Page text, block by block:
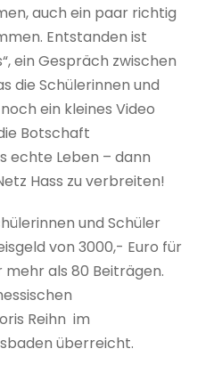
auch ein paar richtig
Entstanden ist
ein Gespräch zwischen
die Schülerinnen und
ein kleines Video
Botschaft
echte Leben – dann
Hass zu verbreiten!
und Schüler
von 3000,- Euro für
als 80 Beiträgen.
Reihn im
überreicht.